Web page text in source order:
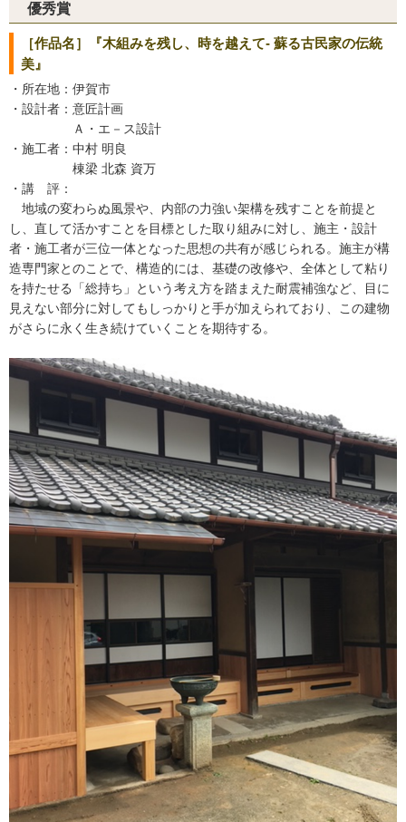
優秀賞
［作品名］『木組みを残し、時を越えて- 蘇る古民家の伝統
美』
・所在地：伊賀市
・設計者：意匠計画
Ａ・エ－ス設計
・施工者：中村 明良
棟梁 北森 資万
・講 評：
地域の変わらぬ風景や、内部の力強い架構を残すことを前提と
し、直して活かすことを目標とした取り組みに対し、施主・設計
者・施工者が三位一体となった思想の共有が感じられる。施主が構
造専門家とのことで、構造的には、基礎の改修や、全体として粘り
を持たせる「総持ち」という考え方を踏まえた耐震補強など、目に
見えない部分に対してもしっかりと手が加えられており、この建物
がさらに永く生き続けていくことを期待する。